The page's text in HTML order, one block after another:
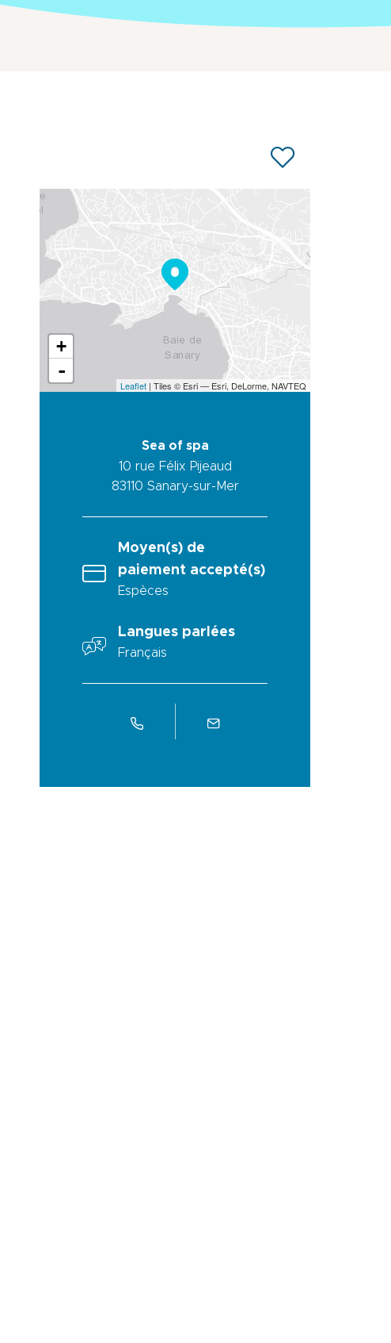
+
-
Leaflet | Tiles © Esri — Esri, DeLorme, NAVTEQ
Sea of spa
10 rue Félix Pijeaud
83110 Sanary-sur-Mer
Moyen(s) de
paiement accepté(s)
Espèces
Langues parlées
Français